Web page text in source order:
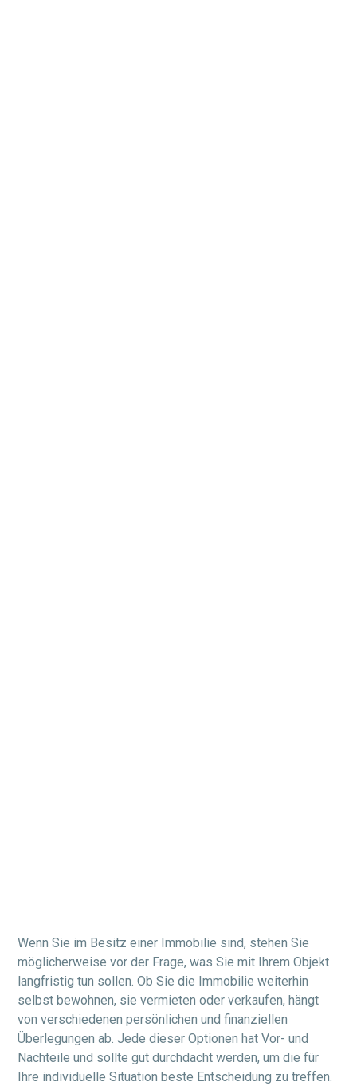
Wenn Sie im Besitz einer Immobilie sind, stehen Sie
möglicherweise vor der Frage, was Sie mit Ihrem Objekt
langfristig tun sollen. Ob Sie die Immobilie weiterhin
selbst bewohnen, sie vermieten oder verkaufen, hängt
von verschiedenen persönlichen und finanziellen
Überlegungen ab. Jede dieser Optionen hat Vor- und
Nachteile und sollte gut durchdacht werden, um die für
Ihre individuelle Situation beste Entscheidung zu treffen.